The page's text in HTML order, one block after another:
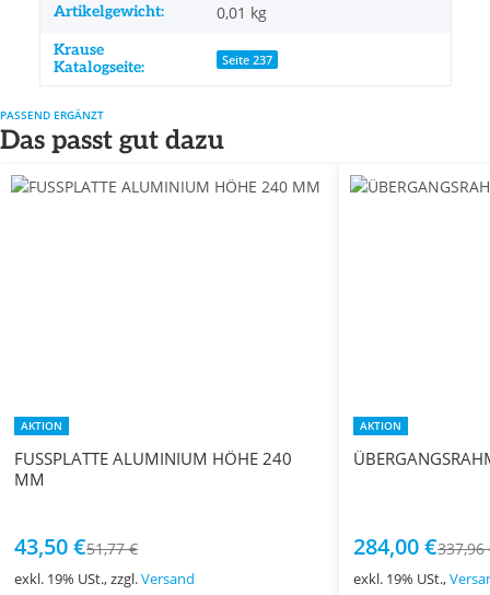
Artikelgewicht: 0,01 kg
Krause
Katalogseite:
Seite 237
PASSEND ERGÄNZT
Das passt gut dazu
AKTION
FUSSPLATTE ALUMINIUM HÖHE 240
MM
43,50 €51,77 €
exkl. 19% USt., zzgl.Versand
AKTION
284,00 €337,96
exkl. 19% USt.,